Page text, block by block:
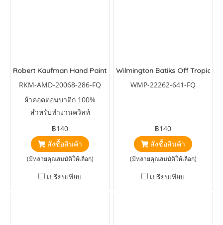
Robert Kaufman Hand Painted Wild
RKM-AMD-20068-286-FQ
ผ้าคอตตอนบาติก 100%
สำหรับทำงานควิลท์
฿140
สั่งซื้อสินค้า
(มีหลายคุณสมบัติให้เลือก)
เปรียบเทียบ
Wilmington Batiks Off Tropical
WMP-22262-641-FQ
฿140
สั่งซื้อสินค้า
(มีหลายคุณสมบัติให้เลือก)
เปรียบเทียบ